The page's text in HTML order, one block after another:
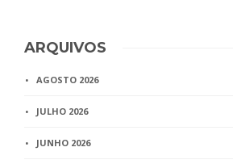
ARQUIVOS
AGOSTO 2026
JULHO 2026
JUNHO 2026